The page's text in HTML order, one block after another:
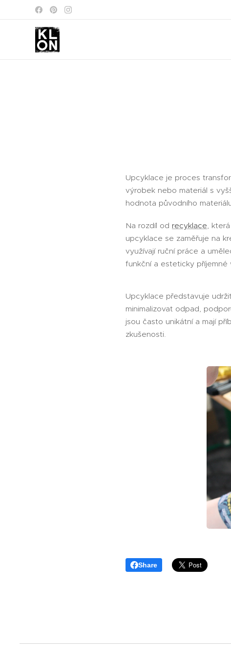
Upcyklace je proces
výrobek nebo materiál s
hodnota původního
Na rozdíl od recyklace,
upcyklace se zaměřuje na
využívají ruční práce a
funkční a esteticky příjemné
Upcyklace představuje
minimalizovat odpad,
jsou často unikátní a
zkušenosti.
Share